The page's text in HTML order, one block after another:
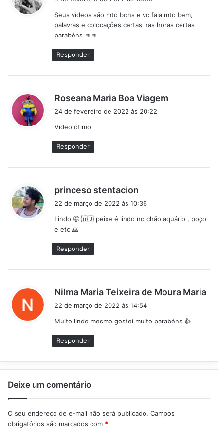
s
e
:
Seus vídeos são mto bons e vc fala mto bem,
palavras e colocações certas nas horas certas
parabéns 👊👊
Responder
Roseana Maria Boa Viagem
24 de fevereiro de 2022 às 20:22
Vídeo ótimo
Responder
princeso stentacion
s
22 de março de 2022 às 10:36
Lindo 🤩 🇦🇴 peixe é lindo no chão aquário , poço
e etc 🙏
Responder
Nilma Maria Teixeira de Moura Maria
22 de março de 2022 às 14:54
Muito lindo mesmo gostei muito parabéns 👍
Responder
Deixe um comentário
O seu endereço de e-mail não será publicado. Campos
obrigatórios são marcados com *